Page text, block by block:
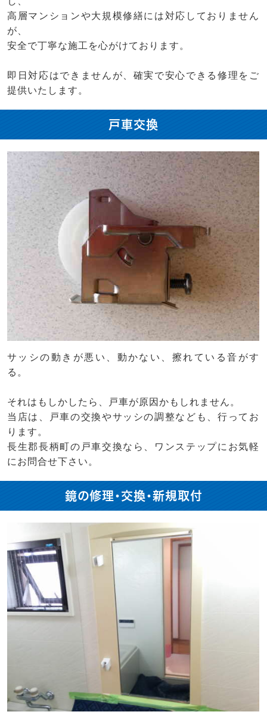
高層マンションや大規模修繕には対応しておりません
が、
安全で丁寧な施工を心がけております。
即日対応はできませんが、確実で安心できる修理をご
提供いたします。
戸車交換
サッシの動きが悪い、動かない、擦れている音がす
る。
それはもしかしたら、戸車が原因かもしれません。
当店は、戸車の交換やサッシの調整なども、行ってお
ります。
長生郡長柄町の戸車交換なら、ワンステップにお気軽
にお問合せ下さい。
鏡の修理・交換・新規取付